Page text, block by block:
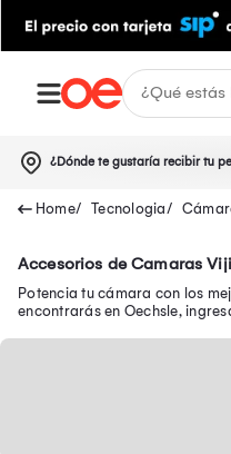
¿Dónde te gustaría recibir tu
Tecnologia
Accesorios de Camaras
Potencia tu cámara con los
encontrarás en Oechsle,